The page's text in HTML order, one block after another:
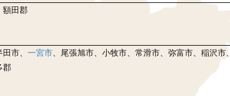
額田郡
市、 一宮市、尾張旭市、小牧市、常滑市、弥富市、稲沢市、
郡